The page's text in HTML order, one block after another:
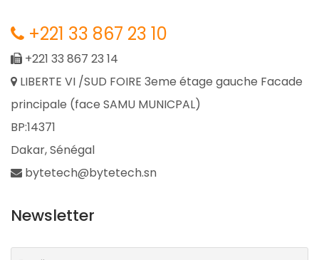
+221 33 867 23 10
+221 33 867 23 14
LIBERTE VI /SUD FOIRE 3eme étage gauche Facade
principale (face SAMU MUNICPAL)
BP:14371
Dakar, Sénégal
bytetech@bytetech.sn
Newsletter